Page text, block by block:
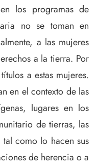
los programas de
no se toman en
a las mujeres
a la tierra. Por
a estas mujeres.
en el contexto de las
lugares en los
de tierras, las
como lo hacen sus
de herencia o a